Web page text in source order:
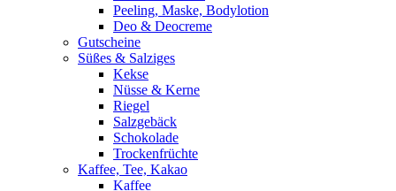
Peeling, Maske, Bodylotion
Deo & Deocreme
Gutscheine
Süßes & Salziges
Kekse
Nüsse & Kerne
Riegel
Salzgebäck
Schokolade
Trockenfrüchte
Kaffee, Tee, Kakao
Kaffee